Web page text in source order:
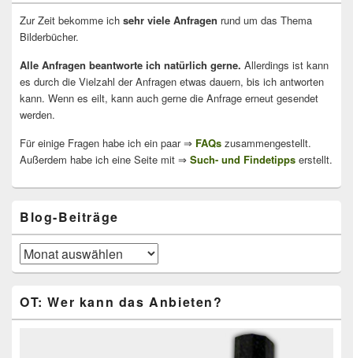
Zur Zeit bekomme ich sehr viele Anfragen rund um das Thema
Bilderbücher.
Alle Anfragen beantworte ich natürlich gerne. Allerdings ist kann
es durch die Vielzahl der Anfragen etwas dauern, bis ich antworten
kann. Wenn es eilt, kann auch gerne die Anfrage erneut gesendet
werden.
Für einige Fragen habe ich ein paar ⇒ FAQs zusammengestellt.
Außerdem habe ich eine Seite mit ⇒ Such- und Findetipps erstellt.
Blog-Beiträge
Blog-
Beiträge
OT: Wer kann das Anbieten?